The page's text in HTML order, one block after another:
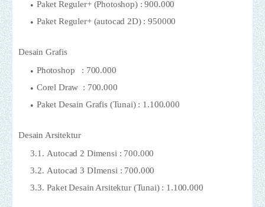
Paket Reguler+ (Photoshop) : 900.000
Paket Reguler+ (autocad 2D) : 950000
Desain Grafis
Photoshop : 700.000
Corel Draw : 700.000
Paket Desain Grafis (Tunai) : 1.100.000
Desain Arsitektur
Autocad 2 Dimensi : 700.000
Autocad 3 DImensi : 700.000
Paket Desain Arsitektur (Tunai) : 1.100.000